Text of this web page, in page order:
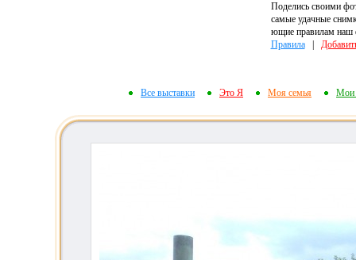
Поделись своими
самые удачные
ющие правилам наш
Правила|
Все выставки Это Я Моя семья Мои